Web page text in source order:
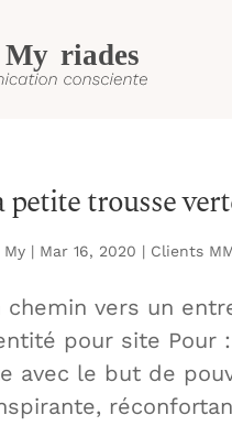
petite trousse
My | Mar 16, 2020 | Clients
chemin vers un
pour site Pour
avec le but de